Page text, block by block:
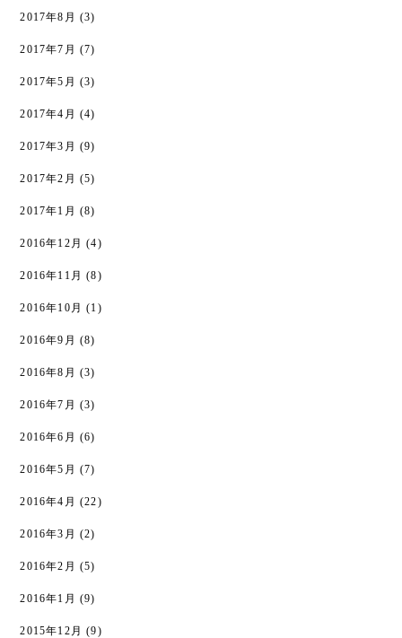
2017年8月 (3)
2017年7月 (7)
2017年5月 (3)
2017年4月 (4)
2017年3月 (9)
2017年2月 (5)
2017年1月 (8)
2016年12月 (4)
2016年11月 (8)
2016年10月 (1)
2016年9月 (8)
2016年8月 (3)
2016年7月 (3)
2016年6月 (6)
2016年5月 (7)
2016年4月 (22)
2016年3月 (2)
2016年2月 (5)
2016年1月 (9)
2015年12月 (9)